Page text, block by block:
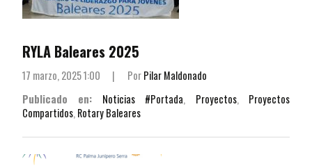
RYLA Baleares 2025
17 marzo, 2025 1:00 | PorPilar Maldonado
Publicado en:
Noticias #Portada, Proyectos, Proyectos
Compartidos,Rotary Baleares